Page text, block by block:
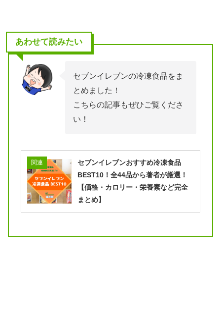
あわせて読みたい
セブンイレブンの冷凍食品をま
とめました！
こちらの記事もぜひご覧くださ
い！
関連
セブンイレブンおすすめ冷凍食品
BEST10！全44品から著者が厳選！
【価格・カロリー・栄養素など完全
まとめ】